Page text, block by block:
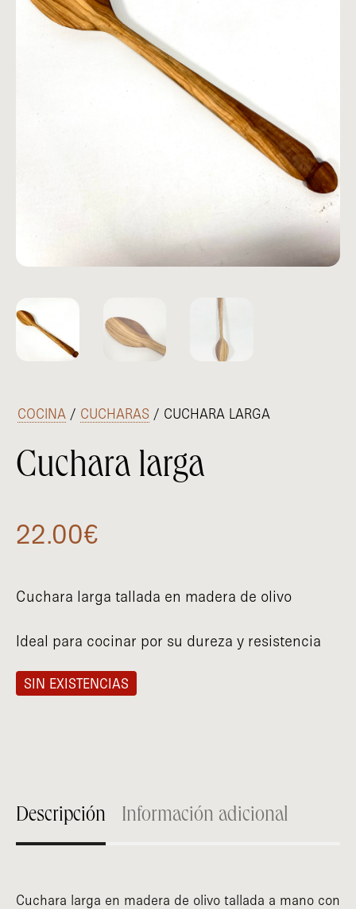
COCINA / CUCHARAS / CUCHARA LARGA
Cuchara larga
22.00€
Cuchara larga tallada en madera de olivo
Ideal para cocinar por su dureza y resistencia
SIN EXISTENCIAS
Descripción Información adicional
Cuchara larga en madera de olivo tallada a mano con